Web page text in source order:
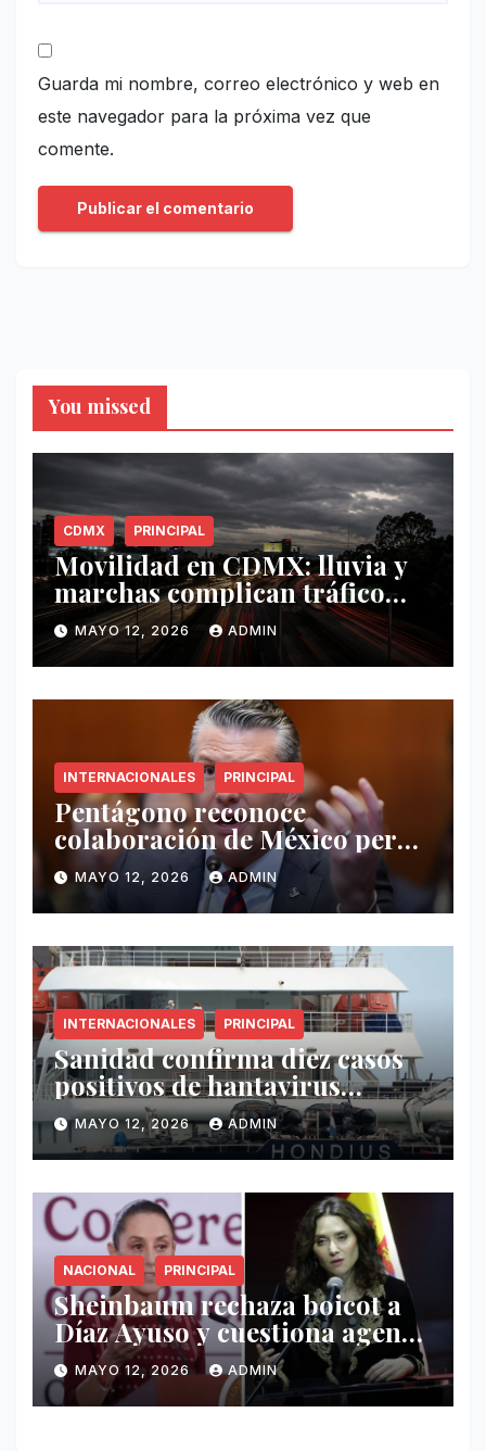
Guarda mi nombre, correo electrónico y web en
este navegador para la próxima vez que
comente.
You missed
CDMX PRINCIPAL
Movilidad en CDMX: lluvia y
marchas complican tráfico
este 12 de mayo
MAYO 12, 2026 ADMIN
INTERNACIONALES PRINCIPAL
Pentágono reconoce
colaboración de México pero
exige mayor operatividad
antidrogas
MAYO 12, 2026 ADMIN
INTERNACIONALES PRINCIPAL
Sanidad confirma diez casos
positivos de hantavirus
vinculados al crucero MV
Hondius
MAYO 12, 2026 ADMIN
NACIONAL PRINCIPAL
Sheinbaum rechaza boicot a
Díaz Ayuso y cuestiona agenda
de funcionaria española
MAYO 12, 2026 ADMIN